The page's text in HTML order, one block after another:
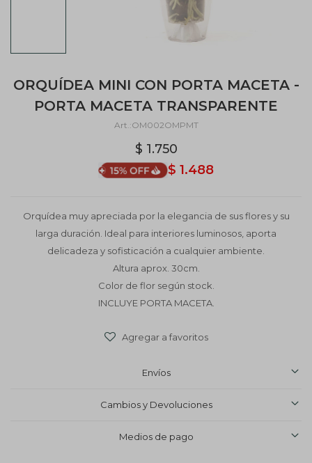
ORQUÍDEA MINI CON PORTA MACETA -
PORTA MACETA TRANSPARENTE
OM002OMPMT
$ 1.750
$ 1.488
Orquídea muy apreciada por la elegancia de sus flores y su
larga duración. Ideal para interiores luminosos, aporta
delicadeza y sofisticación a cualquier ambiente.
Altura aprox. 30cm.
Color de flor según stock.
INCLUYE PORTA MACETA.
Envíos
Cambios y Devoluciones
Medios de pago